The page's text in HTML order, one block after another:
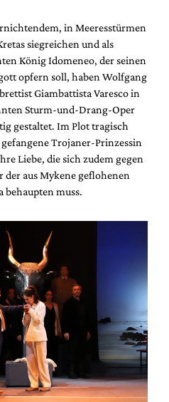
in Meeresstürmen
siegreichen und als
König Idomeneo, der seinen
opfern soll, haben Wolfgang
Giambattista Varesco in
Sturm-und-Drang-Oper
gestaltet. Im Plot tragisch
Trojaner-Prinzessin
Liebe, die sich zudem gegen
aus Mykene geflohenen
muss.